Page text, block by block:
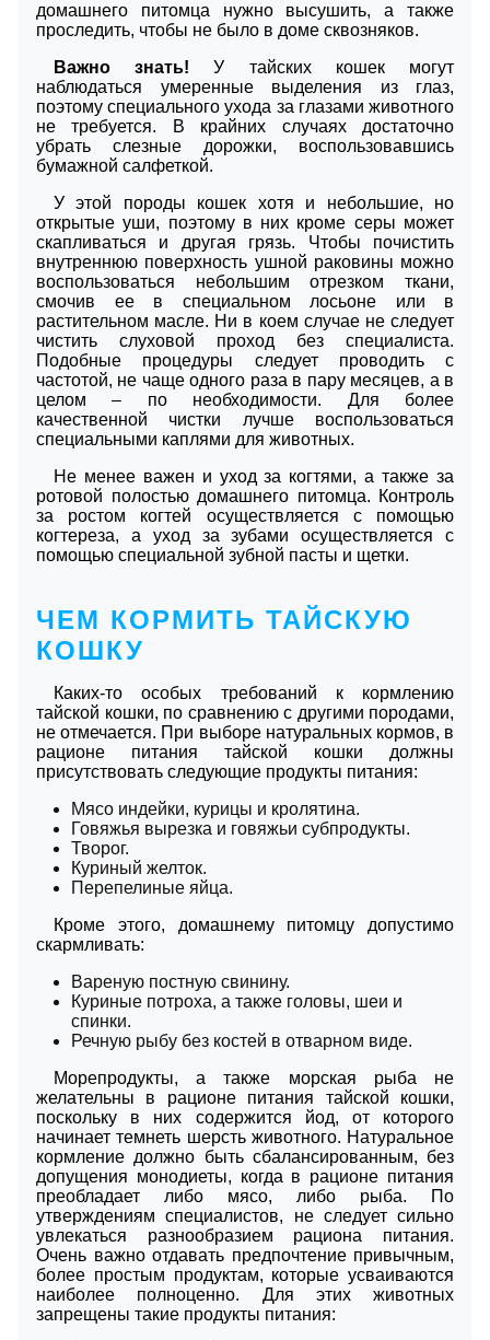
домашнего питомца нужно высушить, а также
проследить, чтобы не было в доме сквозняков.
Важно знать! У тайских кошек могут
наблюдаться умеренные выделения из глаз,
поэтому специального ухода за глазами животного
не требуется. В крайних случаях достаточно
убрать слезные дорожки, воспользовавшись
бумажной салфеткой.
У этой породы кошек хотя и небольшие, но
открытые уши, поэтому в них кроме серы может
скапливаться и другая грязь. Чтобы почистить
внутреннюю поверхность ушной раковины можно
воспользоваться небольшим отрезком ткани,
смочив ее в специальном лосьоне или в
растительном масле. Ни в коем случае не следует
чистить слуховой проход без специалиста.
Подобные процедуры следует проводить с
частотой, не чаще одного раза в пару месяцев, а в
целом – по необходимости. Для более
качественной чистки лучше воспользоваться
специальными каплями для животных.
Не менее важен и уход за когтями, а также за
ротовой полостью домашнего питомца. Контроль
за ростом когтей осуществляется с помощью
когтереза, а уход за зубами осуществляется с
помощью специальной зубной пасты и щетки.
ЧЕМ КОРМИТЬ ТАЙСКУЮ
КОШКУ
Каких-то особых требований к кормлению
тайской кошки, по сравнению с другими породами,
не отмечается. При выборе натуральных кормов, в
рационе питания тайской кошки должны
присутствовать следующие продукты питания:
Мясо индейки, курицы и кролятина.
Говяжья вырезка и говяжьи субпродукты.
Творог.
Куриный желток.
Перепелиные яйца.
Кроме этого, домашнему питомцу допустимо
скармливать:
Вареную постную свинину.
Куриные потроха, а также головы, шеи и
спинки.
Речную рыбу без костей в отварном виде.
Морепродукты, а также морская рыба не
желательны в рационе питания тайской кошки,
поскольку в них содержится йод, от которого
начинает темнеть шерсть животного. Натуральное
кормление должно быть сбалансированным, без
допущения монодиеты, когда в рационе питания
преобладает либо мясо, либо рыба. По
утверждениям специалистов, не следует сильно
увлекаться разнообразием рациона питания.
Очень важно отдавать предпочтение привычным,
более простым продуктам, которые усваиваются
наиболее полноценно. Для этих животных
запрещены такие продукты питания: